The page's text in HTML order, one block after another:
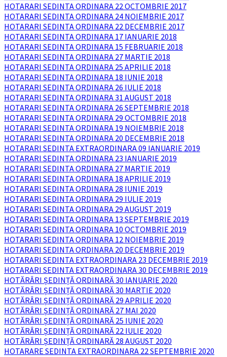
HOTARARI SEDINTA ORDINARA 22 OCTOMBRIE 2017
HOTARARI SEDINTA ORDINARA 24 NOIEMBRIE 2017
HOTARARI SEDINTA ORDINARA 22 DECEMBRIE 2017
HOTARARI SEDINTA ORDINARA 17 IANUARIE 2018
HOTARARI SEDINTA ORDINARA 15 FEBRUARIE 2018
HOTARARI SEDINTA ORDINARA 27 MARTIE 2018
HOTARARI SEDINTA ORDINARA 25 APRILIE 2018
HOTARARI SEDINTA ORDINARA 18 IUNIE 2018
HOTARARI SEDINTA ORDINARA 26 IULIE 2018
HOTARARI SEDINTA ORDINARA 31 AUGUST 2018
HOTARARI SEDINTA ORDINARA 26 SEPTEMBRIE 2018
HOTARARI SEDINTA ORDINARA 29 OCTOMBRIE 2018
HOTARARI SEDINTA ORDINARA 19 NOIEMBRIE 2018
HOTARARI SEDINTA ORDINARA 20 DECEMBRIE 2018
HOTARARI SEDINTA EXTRAORDINARA 09 IANUARIE 2019
HOTARARI SEDINTA ORDINARA 23 IANUARIE 2019
HOTARARI SEDINTA ORDINARA 27 MARTIE 2019
HOTARARI SEDINTA ORDINARA 18 APRILIE 2019
HOTARARI SEDINTA ORDINARA 28 IUNIE 2019
HOTARARI SEDINTA ORDINARA 29 IULIE 2019
HOTARARI SEDINTA ORDINARA 29 AUGUST 2019
HOTARARI SEDINTA ORDINARA 13 SEPTEMBRIE 2019
HOTARARI SEDINTA ORDINARA 10 OCTOMBRIE 2019
HOTARARI SEDINTA ORDINARA 12 NOIEMBRIE 2019
HOTARARI SEDINTA ORDINARA 20 DECEMBRIE 2019
HOTARARI SEDINTA EXTRAORDINARA 23 DECEMBRIE 2019
HOTARARI SEDINTA EXTRAORDINARA 30 DECEMBRIE 2019
HOTĂRÂRI ȘEDINȚĂ ORDINARĂ 30 IANUARIE 2020
HOTĂRÂRI ȘEDINȚĂ ORDINARĂ 30 MARTIE 2020
HOTĂRÂRI ȘEDINȚĂ ORDINARĂ 29 APRILIE 2020
HOTĂRÂRI ȘEDINȚĂ ORDINARĂ 27 MAI 2020
HOTĂRÂRI ȘEDINȚĂ ORDINARĂ 25 IUNIE 2020
HOTĂRÂRI ȘEDINȚĂ ORDINARĂ 22 IULIE 2020
HOTĂRÂRI ȘEDINȚĂ ORDINARĂ 28 AUGUST 2020
HOTARARE SEDINTA EXTRAORDINARA 22 SEPTEMBRIE 2020